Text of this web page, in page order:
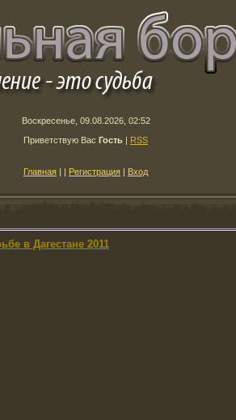
Воскресенье, 09.08.2026, 02:52
Приветствую Вас Гость | RSS
Главная | | Регистрация | Вход
в Дагестане 2011